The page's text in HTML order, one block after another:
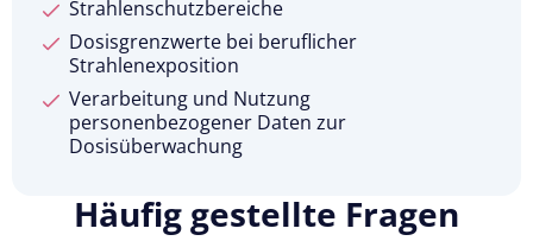
Strahlenschutzbereiche
Dosisgrenzwerte bei beruflicher
Strahlenexposition
Verarbeitung und Nutzung
personenbezogener Daten zur
Dosisüberwachung
Häufig gestellte Fragen